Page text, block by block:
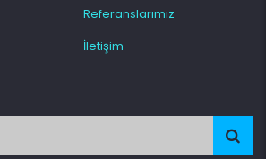
Referanslarımız
İletişim